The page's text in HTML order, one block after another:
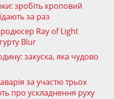
зробіть кроповий
за раз
Ray of Light
Blur
закуска, яка чудово
за участю трьох
про ускладнення руху